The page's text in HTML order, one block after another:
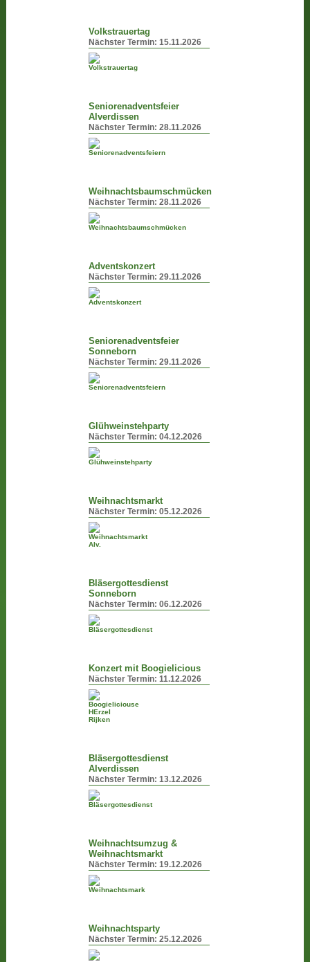
Volkstrauertag
Nächster Termin:15.11.2026
Seniorenadventsfeier
Alverdissen
Nächster Termin:28.11.2026
Weihnachtsbaumschmücken
Nächster Termin:28.11.2026
Adventskonzert
Nächster Termin:29.11.2026
Seniorenadventsfeier
Sonneborn
Nächster Termin:29.11.2026
Glühweinstehparty
Nächster Termin:04.12.2026
Weihnachtsmarkt
Nächster Termin:05.12.2026
Bläsergottesdienst
Sonneborn
Nächster Termin:06.12.2026
Konzert mit Boogielicious
Nächster Termin:11.12.2026
Bläsergottesdienst
Alverdissen
Nächster Termin:13.12.2026
Weihnachtsumzug &
Weihnachtsmarkt
Nächster Termin:19.12.2026
Weihnachtsparty
Nächster Termin:25.12.2026